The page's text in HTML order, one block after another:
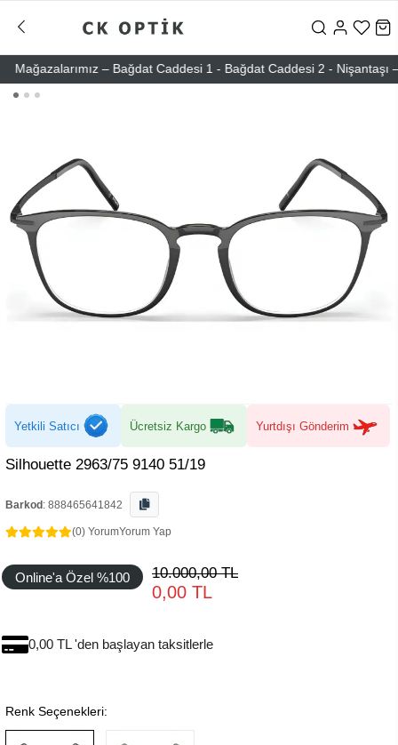
– Bağdat Caddesi 1 - Bağdat Caddesi 2 - Nişantaşı –
Yetkili Satıcı Ücretsiz Kargo Yurtdışı Gönderim
Silhouette 2963/75 9140 51/19
Barkod : 888465641842
(0) YorumYorum Yap
Online'a Özel %100 10.000,00 TL
0,00 TL
0,00 TL 'den başlayan taksitlerle
Renk Seçenekleri: